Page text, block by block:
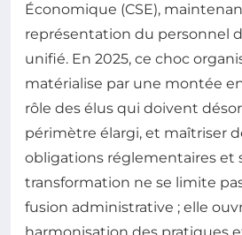
Économique (CSE),
représentation du personnel
unifié. En 2025, ce choc
matérialise par une montée
rôle des élus qui doivent
périmètre élargi, et maîtriser
obligations réglementaires et
transformation ne se limite
fusion administrative ; elle